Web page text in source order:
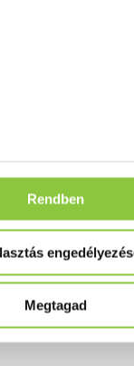
Rendben
Megtagad
50 ml